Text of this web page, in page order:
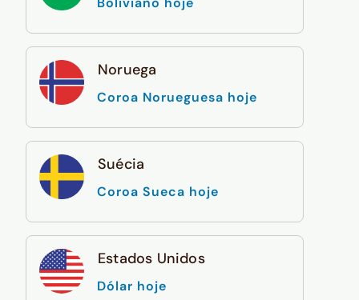
Noruega
Coroa Norueguesa hoje
Suécia
Coroa Sueca hoje
Estados Unidos
Dólar hoje